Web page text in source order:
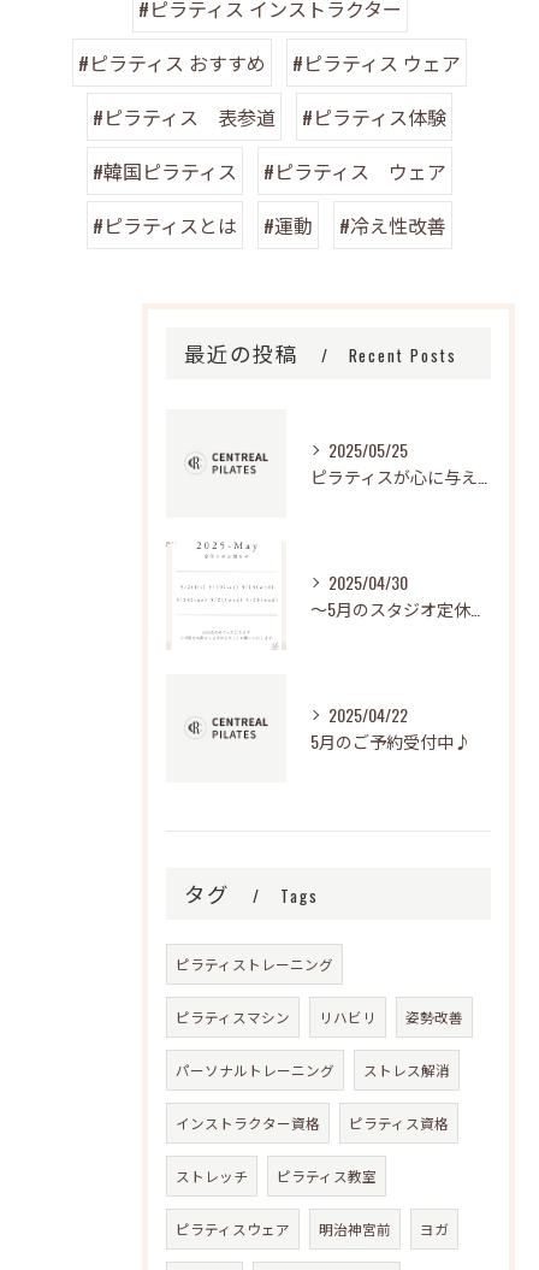
#ピラティス インストラクター
#ピラティス おすすめ
#ピラティス ウェア
#ピラティス 表参道
#ピラティス体験
#韓国ピラティス
#ピラティス ウェア
#ピラティスとは
#運動 #冷え性改善
最近の投稿 Recent Posts
2025/05/25
2025/04/30
～5月のスタジオ定休日～
2025/04/22
5月のご予約受付中♪
タグ Tags
ピラティストレーニング
ピラティスマシン リハビリ 姿勢改善
パーソナルトレーニング ストレス解消
インストラクター資格 ピラティス資格
ストレッチ ピラティス教室
ピラティスウェア 明治神宮前 ヨガ